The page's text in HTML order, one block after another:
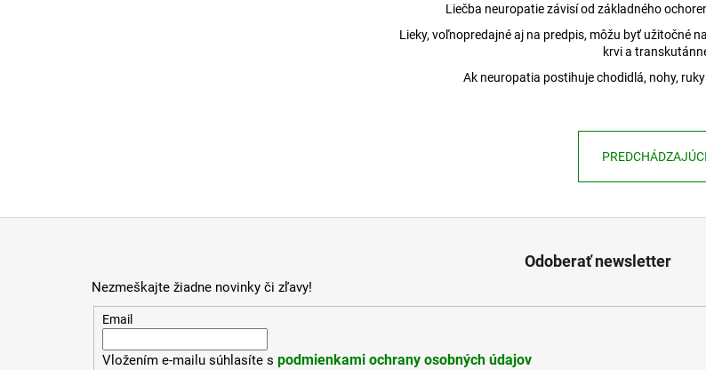
Liečba neuropatie závisí od základného
Lieky, voľnopredajné aj na predpis, môžu byť užitočné
krvi a
Ak neuropatia postihuje chodidlá, nohy,
Odoberať newsletter
Nezmeškajte žiadne novinky či zľavy!
Email
Vložením e-mailu súhlasíte s podmienkami ochrany osobných údajov